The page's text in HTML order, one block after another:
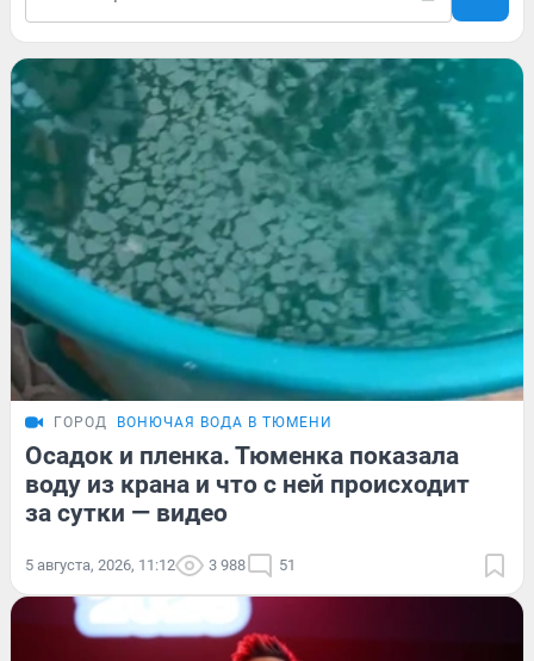
ГОРОД ВОНЮЧАЯ ВОДА В ТЮМЕНИ
Осадок и пленка. Тюменка показала
воду из крана и что с ней происходит
за сутки — видео
5 августа, 2026, 11:12 3 988 51